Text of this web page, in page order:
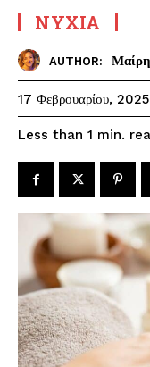
ΝΎΧΙΑ
AUTHOR:
17 Φεβρουαρίου, 2025
Less than 1 min.